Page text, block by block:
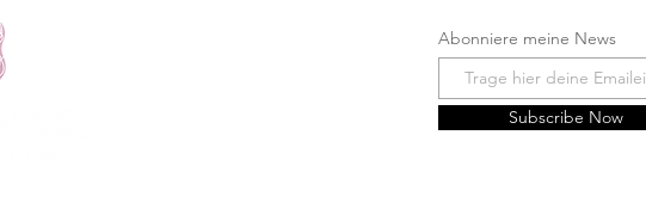
Abonniere meine News
Subscribe Now